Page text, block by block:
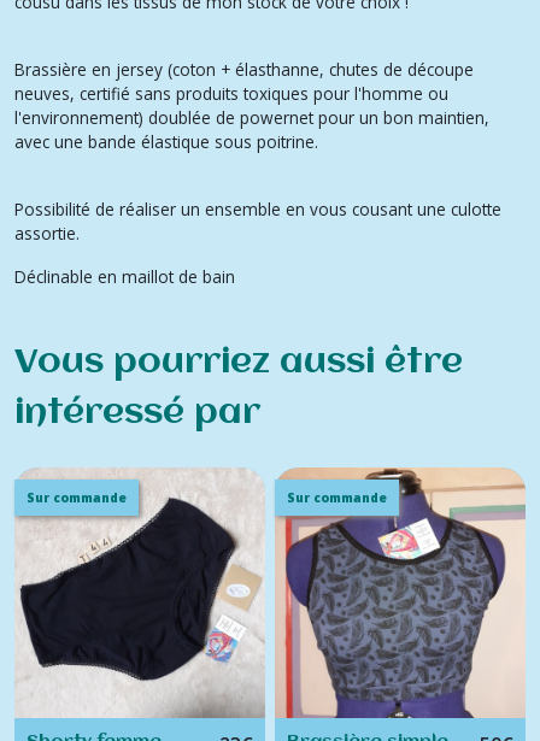
Brassière en jersey (coton + élasthanne, chutes de découpe
neuves, certifié sans produits toxiques pour l'homme ou
l'environnement) doublée de powernet pour un bon maintien,
avec une bande élastique sous poitrine.
Possibilité de réaliser un ensemble en vous cousant une culotte
assortie.
Déclinable en maillot de bain
Vous pourriez aussi être
intéressé par
Sur commande Sur commande